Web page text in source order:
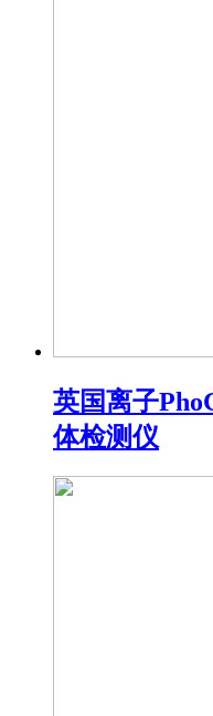
英国离子
体检测仪